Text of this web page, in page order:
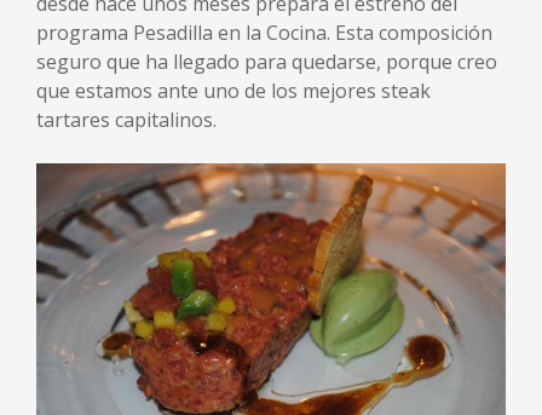
programa Pesadilla en la Cocina. Esta composición
seguro que ha llegado para quedarse, porque creo
que estamos ante uno de los mejores steak
tartares capitalinos.